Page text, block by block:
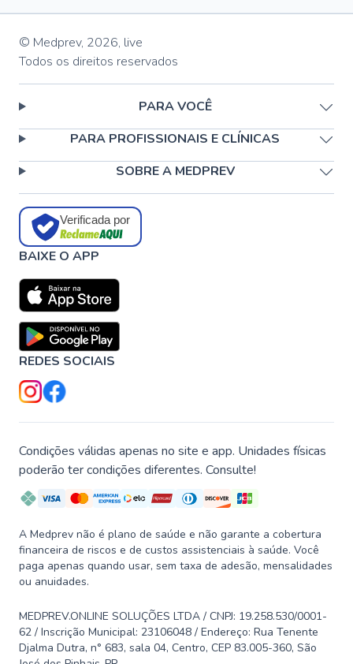
© Medprev, 2026, live
Todos os direitos reservados
PARA VOCÊ
PARA PROFISSIONAIS E CLÍNICAS
SOBRE A MEDPREV
Verificada por
BAIXE O APP
REDES SOCIAIS
Condições válidas apenas no site e app. Unidades físicas
poderão ter condições diferentes. Consulte!
A Medprev não é plano de saúde e não garante a cobertura
financeira de riscos e de custos assistenciais à saúde. Você
paga apenas quando usar, sem taxa de adesão, mensalidades
ou anuidades.
MEDPREV.ONLINE SOLUÇÕES LTDA / CNPJ: 19.258.530/0001-
62 / Inscrição Municipal: 23106048 / Endereço: Rua Tenente
Djalma Dutra, n° 683, sala 04, Centro, CEP 83.005-360, São